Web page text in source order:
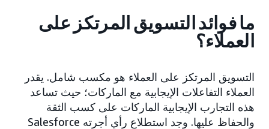
ما فوائد التسويق المرتكز على
العملاء؟
التسويق المرتكز على العملاء هو مكسب شامل. يقدر
العملاء التفاعلات الإيجابية مع الماركات؛ حيث تساعد
هذه التجارب الإيجابية الماركات على كسب الثقة
والحفاظ عليها. وجد استطلاع رأي أجرته Salesforce